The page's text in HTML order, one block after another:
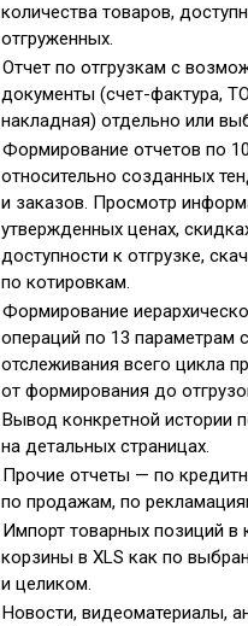
количества товаров,
отгруженных.
Отчет по отгрузкам с
документы (счет-фактура,
накладная) отдельно или
Формирование отчетов по
относительно созданных
и заказов. Просмотр
утвержденных ценах,
доступности к отгрузке,
по котировкам.
Формирование
операций по 13 параметрам
отслеживания всего цикла
от формирования до
Вывод конкретной истории
на детальных страницах.
Прочие отчеты — по
по продажам, по
Импорт товарных позиций в
корзины в XLS как по
и целиком.
Новости, видеоматериалы,